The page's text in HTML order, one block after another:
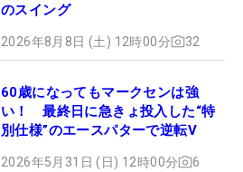
のスイング
2026年8月8日 (土) 12時00分 32
60歳になってもマークセンは強
い！ 最終日に急きょ投入した“特
別仕様”のエースパターで逆転V
2026年5月31日 (日) 12時00分 6